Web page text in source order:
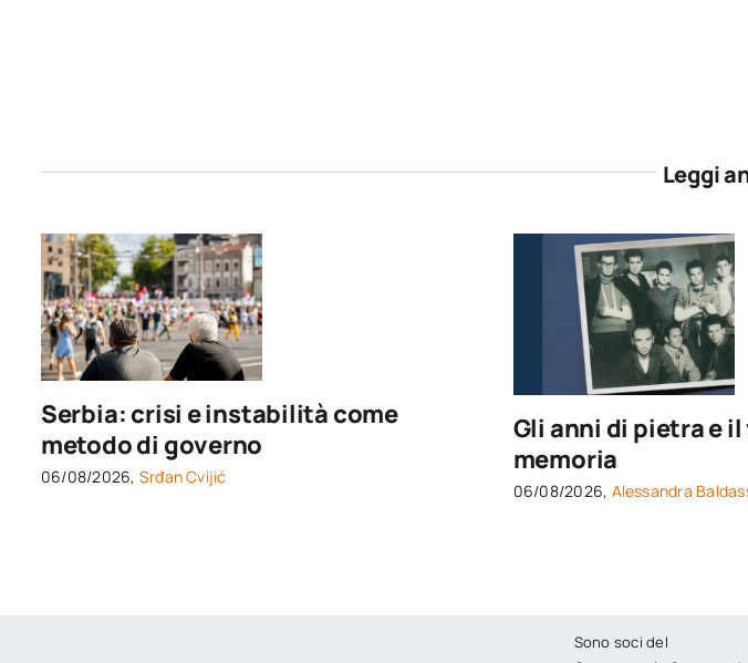
Leggi
Serbia: crisi e instabilità come
metodo di governo
06/08/2026, Srđan Cvijić
Gli anni di pietra e
memoria
06/08/2026, Alessandra
Sono soci del